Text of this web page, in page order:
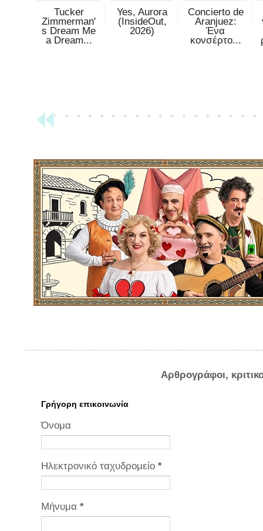
Tucker
Zimmerman'
s Dream Me
a Dream...
Yes, Aurora
(InsideOut,
2026)
Concierto de
Aranjuez:
Ένα
κονσέρτο...
Αρθρογράφοι,
Γρήγορη επικοινωνία
Όνομα
Ηλεκτρονικό ταχυδρομείο *
Μήνυμα *